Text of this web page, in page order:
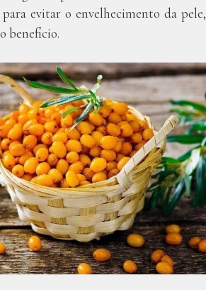
evitar o envelhecimento da pele,
benefício.